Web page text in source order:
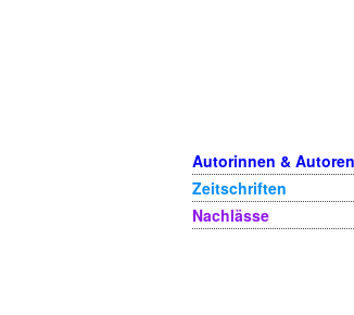
Autorinnen & Autoren
Zeitschriften
Nachlässe